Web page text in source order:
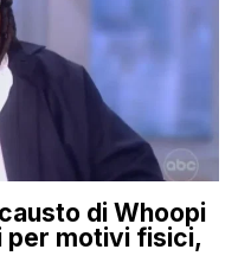
di Whoopi
per motivi fisici,